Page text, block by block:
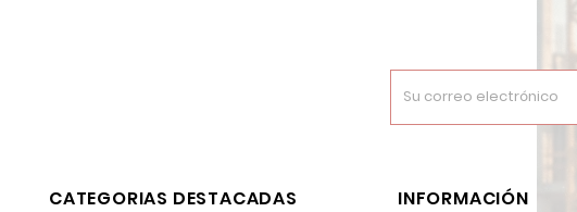
CATEGORIAS DESTACADAS INFORMACIÓN